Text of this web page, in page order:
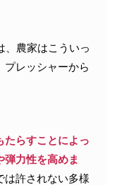
、農家はこういっ
プレッシャーから
たらすことによっ
弾力性を高めま
は許されない多様